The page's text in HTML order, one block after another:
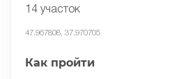
14 участок
47.967808, 37.970705
Как пройти